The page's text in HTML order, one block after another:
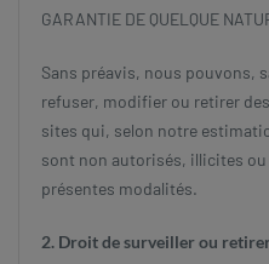
GARANTIE DE QUELQUE
Sans préavis, nous pouvons,
refuser, modifier ou retirer
sites qui, selon notre
sont non autorisés, illicites
présentes modalités.
2. Droit de surveiller ou